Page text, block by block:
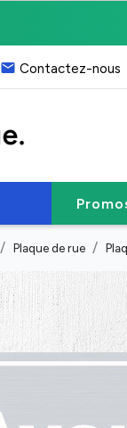
email Contactez-nous
Plaque de rue